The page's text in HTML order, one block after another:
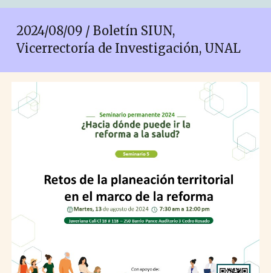
2024/08/09 / Boletín SIUN,
Vicerrectoría de Investigación, UNAL